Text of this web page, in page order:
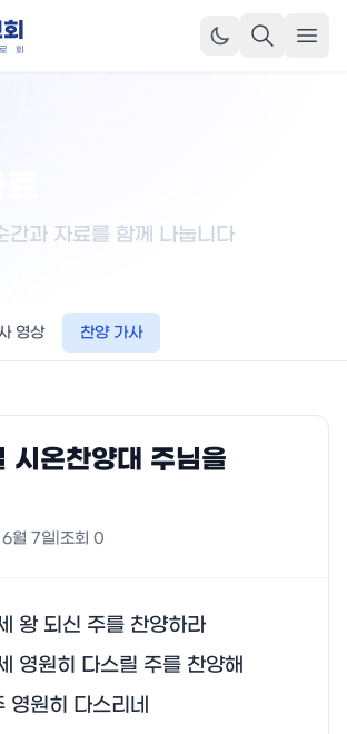
로 회
메뉴
간과 자료를 함께 나눕니다
영상 찬양 가사
온찬양대 주님을
월 7일 조회 0
왕 되신 주를 찬양하라
영원히 다스릴 주를 찬양해
영원히 다스리네